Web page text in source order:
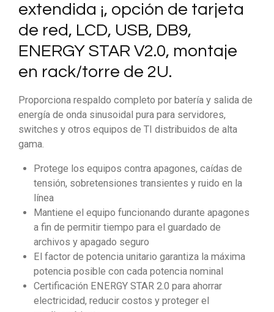
extendida ¡, opción de tarjeta
de red, LCD, USB, DB9,
ENERGY STAR V2.0, montaje
en rack/torre de 2U.
Proporciona respaldo completo por batería y salida de
energía de onda sinusoidal pura para servidores,
switches y otros equipos de TI distribuidos de alta
gama.
Protege los equipos contra apagones, caídas de
tensión, sobretensiones transientes y ruido en la
línea
Mantiene el equipo funcionando durante apagones
a fin de permitir tiempo para el guardado de
archivos y apagado seguro
El factor de potencia unitario garantiza la máxima
potencia posible con cada potencia nominal
Certificación ENERGY STAR 2.0 para ahorrar
electricidad, reducir costos y proteger el